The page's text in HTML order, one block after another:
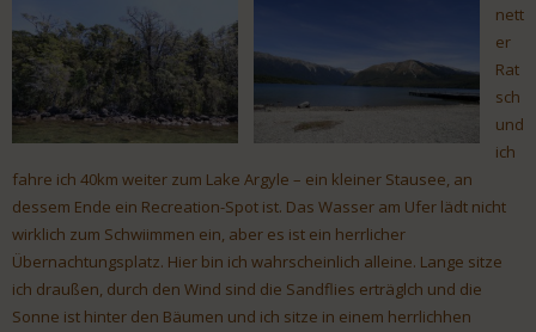
nett
er
Rat
sch
und
ich
fahre ich 40km weiter zum Lake Argyle – ein kleiner Stausee, an
dessem Ende ein Recreation-Spot ist. Das Wasser am Ufer lädt nicht
wirklich zum Schwiimmen ein, aber es ist ein herrlicher
Übernachtungsplatz. Hier bin ich wahrscheinlich alleine. Lange sitze
ich draußen, durch den Wind sind die Sandflies erträglch und die
Sonne ist hinter den Bäumen und ich sitze in einem herrlichhen